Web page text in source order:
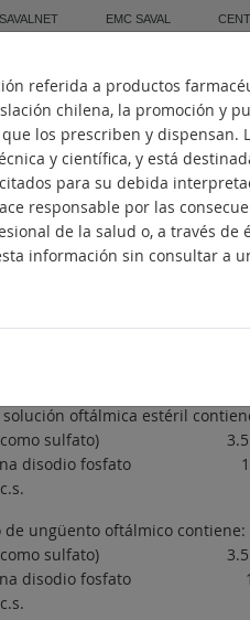
SAVALNET EMC SAVAL
Inicio
referida a productos
chilena, la promoción y
los prescriben y
y científica, y está
para su debida
responsable por las
de la salud o, a través de
información sin consultar a
N
solución oftálmica estéril
(como sulfato) 3.5
disodio fosfato 1
de ungüento oftálmico contiene:
(como sulfato) 3.5
disodio fosfato